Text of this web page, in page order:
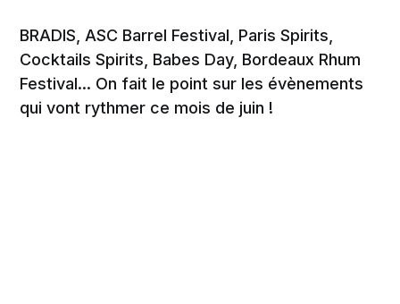
BRADIS, ASC Barrel Festival, Paris Spirits,
Cocktails Spirits, Babes Day, Bordeaux Rhum
Festival... On fait le point sur les évènements
qui vont rythmer ce mois de juin !